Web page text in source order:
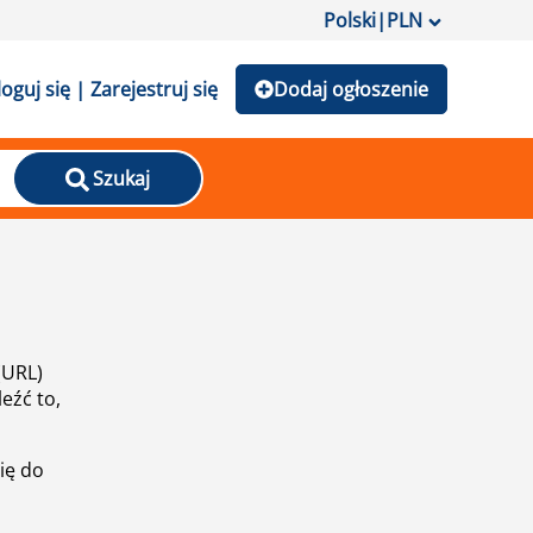
Polski|PLN
się | Zarejestruj się Dodaj ogłoszenie
Szukaj
to,
do